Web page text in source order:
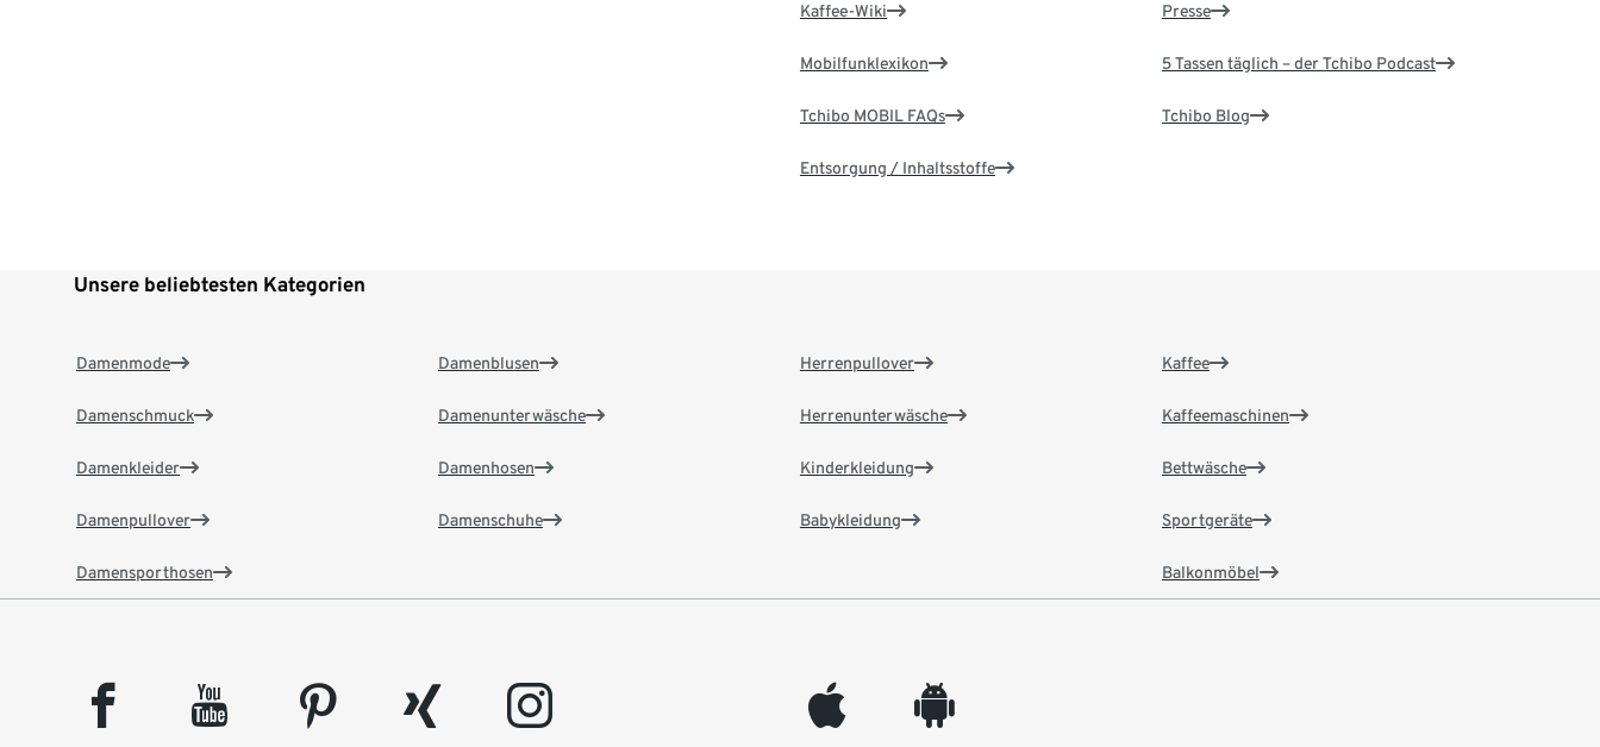
Kaffee-Wiki
Mobilfunklexikon
Tchibo MOBIL FAQs
Entsorgung / Inhaltsstoffe
Presse
5 Tassen täglich – der Tchibo Podcast
Tchibo Blog
Unsere beliebtesten Kategorien
Damenmode
Damenschmuck
Damenkleider
Damenpullover
Damensporthosen
Damenblusen
Damenunterwäsche
Damenhosen
Damenschuhe
Herrenpullover
Herrenunterwäsche
Kinderkleidung
Babykleidung
Kaffee
Kaffeemaschinen
Bettwäsche
Sportgeräte
Balkonmöbel
facebook youtube pinterest xing instagram appleinc android